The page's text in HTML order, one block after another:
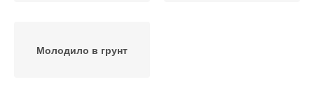
Молодило в грунт